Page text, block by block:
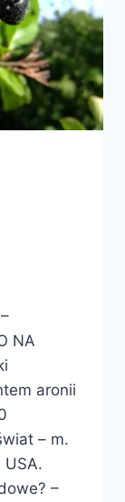
NA
aronii
– m.
USA.
–